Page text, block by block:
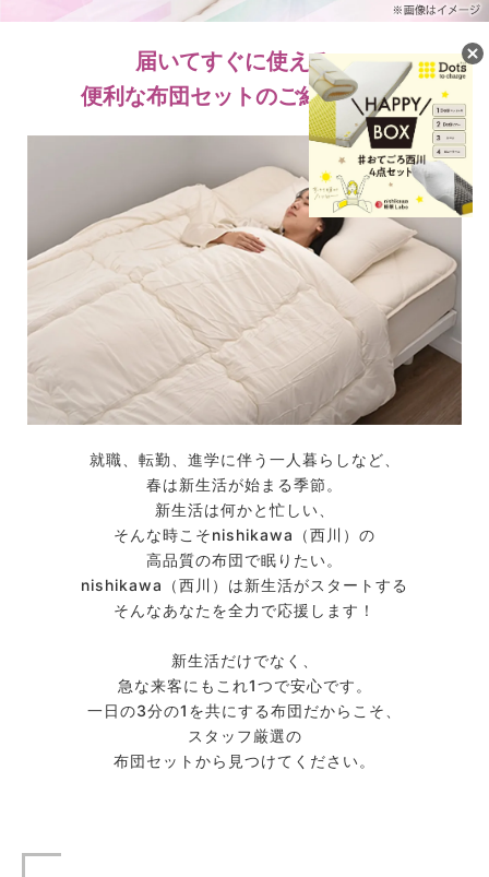
届いてすぐに使える、
便利な布団セットのご紹介です。
就職、転勤、進学に伴う一人暮らしなど、
春は新生活が始まる季節。
新生活は何かと忙しい、
そんな時こそnishikawa（西川）の
高品質の布団で眠りたい。
nishikawa（西川）は新生活がスタートする
そんなあなたを全力で応援します！
新生活だけでなく、
急な来客にもこれ1つで安心です。
一日の3分の1を共にする布団だからこそ、
スタッフ厳選の
布団セットから見つけてください。